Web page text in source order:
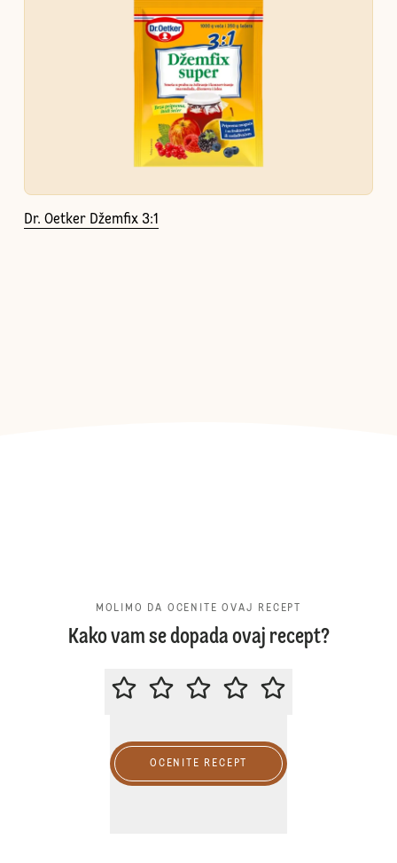
Dr. Oetker Džemfix 3:1
MOLIMO DA OCENITE OVAJ RECEPT
Kako vam se dopada ovaj recept?
MOLIMO DA OCENITE OVAJ
OCENITE RECEPT